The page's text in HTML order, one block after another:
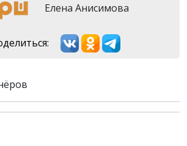
Елена Анисимова